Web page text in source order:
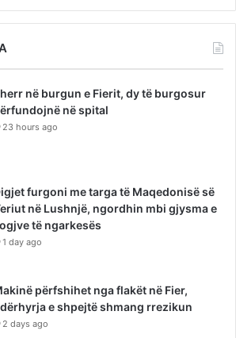
në burgun e Fierit, dy të burgosur
në spital
23 hours ago
furgoni me targa të Maqedonisë së
në Lushnjë, ngordhin mbi gjysma e
të ngarkesës
1 day ago
përfshihet nga flakët në Fier,
e shpejtë shmang rrezikun
2 days ago